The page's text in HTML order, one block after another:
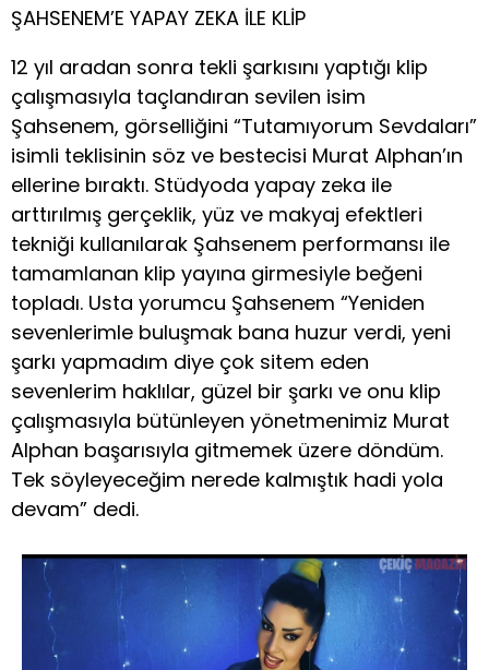
ŞAHSENEM’E YAPAY ZEKA İLE KLİP
12 yıl aradan sonra tekli şarkısını yaptığı klip
çalışmasıyla taçlandıran sevilen isim
Şahsenem, görselliğini “Tutamıyorum Sevdaları”
isimli teklisinin söz ve bestecisi Murat Alphan’ın
ellerine bıraktı. Stüdyoda yapay zeka ile
arttırılmış gerçeklik, yüz ve makyaj efektleri
tekniği kullanılarak Şahsenem performansı ile
tamamlanan klip yayına girmesiyle beğeni
topladı. Usta yorumcu Şahsenem “Yeniden
sevenlerimle buluşmak bana huzur verdi, yeni
şarkı yapmadım diye çok sitem eden
sevenlerim haklılar, güzel bir şarkı ve onu klip
çalışmasıyla bütünleyen yönetmenimiz Murat
Alphan başarısıyla gitmemek üzere döndüm.
Tek söyleyeceğim nerede kalmıştık hadi yola
devam” dedi.